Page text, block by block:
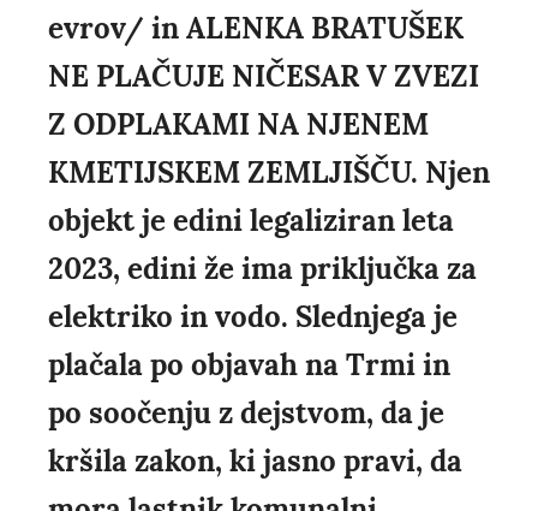
evrov/ in ALENKA BRATUŠEK
NE PLAČUJE NIČESAR V ZVEZI
Z ODPLAKAMI NA NJENEM
KMETIJSKEM ZEMLJIŠČU. Njen
objekt je edini legaliziran leta
2023, edini že ima priključka za
elektriko in vodo. Slednjega je
plačala po objavah na Trmi in
po soočenju z dejstvom, da je
kršila zakon, ki jasno pravi, da